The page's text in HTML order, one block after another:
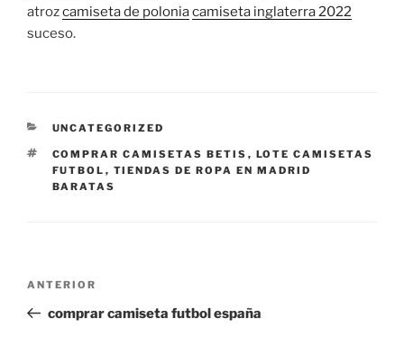
atrozcamiseta de poloniacamiseta inglaterra 2022
suceso.
CATEGORÍAS
UNCATEGORIZED
ETIQUETAS
COMPRAR CAMISETAS BETIS , LOTE CAMISETAS
FUTBOL , TIENDAS DE ROPA EN MADRID
BARATAS
entradas
Entrada
anterior:
ANTERIOR
comprar camiseta futbol españa